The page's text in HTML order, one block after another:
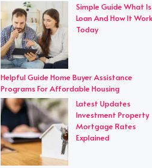
Simple Guide What
Loan And How It
Today
Helpful Guide Home Buyer Assistance
Programs For Affordable Housing
Latest Updates
Investment Property
Mortgage Rates
Explained